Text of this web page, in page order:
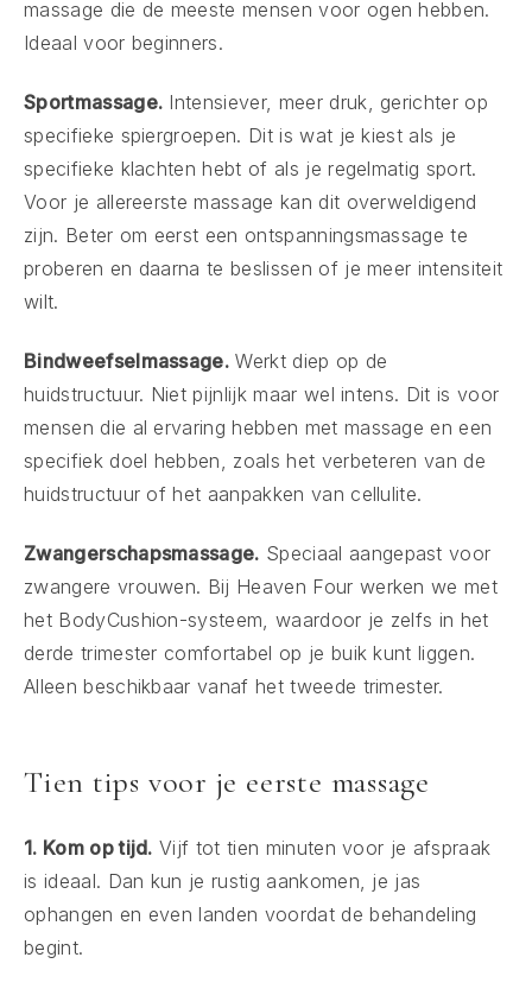
massage die de meeste mensen voor ogen hebben.
Ideaal voor beginners.
Sportmassage. Intensiever, meer druk, gerichter op
specifieke spiergroepen. Dit is wat je kiest als je
specifieke klachten hebt of als je regelmatig sport.
Voor je allereerste massage kan dit overweldigend
zijn. Beter om eerst een ontspanningsmassage te
proberen en daarna te beslissen of je meer intensiteit
wilt.
Bindweefselmassage. Werkt diep op de
huidstructuur. Niet pijnlijk maar wel intens. Dit is voor
mensen die al ervaring hebben met massage en een
specifiek doel hebben, zoals het verbeteren van de
huidstructuur of het aanpakken van cellulite.
Zwangerschapsmassage. Speciaal aangepast voor
zwangere vrouwen. Bij Heaven Four werken we met
het BodyCushion-systeem, waardoor je zelfs in het
derde trimester comfortabel op je buik kunt liggen.
Alleen beschikbaar vanaf het tweede trimester.
Tien tips voor je eerste massage
1. Kom op tijd. Vijf tot tien minuten voor je afspraak
is ideaal. Dan kun je rustig aankomen, je jas
ophangen en even landen voordat de behandeling
begint.